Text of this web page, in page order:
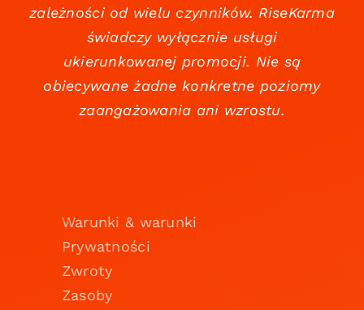
zależności od wielu czynników. RiseKarma
świadczy wyłącznie usługi
ukierunkowanej promocji. Nie są
obiecywane żadne konkretne poziomy
zaangażowania ani wzrostu.
Warunki & warunki
Prywatności
Zwroty
Zasoby